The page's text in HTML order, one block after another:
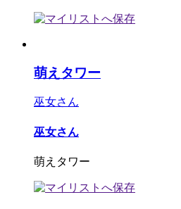
萌えタワー
巫女さん
巫女さん
萌えタワー